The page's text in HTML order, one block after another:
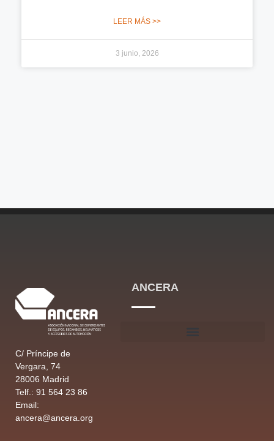
LEER MÁS >>
3 junio, 2026
C/ Príncipe de
Vergara, 74
28006 Madrid
Telf.: 91 564 23 86
Email:
ancera@ancera.org
ANCERA